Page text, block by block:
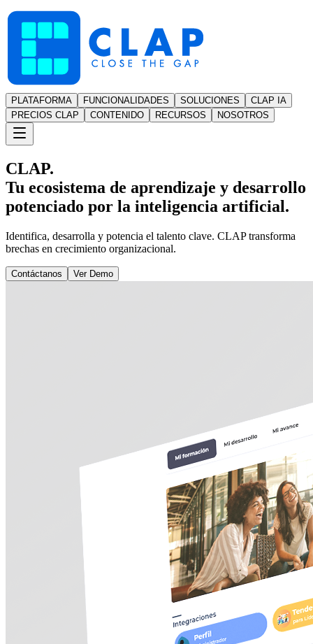
PLATAFORMA FUNCIONALIDADES SOLUCIONES
CLAP IA
PRECIOS CLAP
CONTENIDO RECURSOS NOSOTROS
CLAP.
Tu ecosistema de aprendizaje y desarrollo
potenciado por la inteligencia artificial.
Identifica, desarrolla y potencia el talento clave. CLAP transforma
brechas en crecimiento organizacional.
Contáctanos Ver Demo